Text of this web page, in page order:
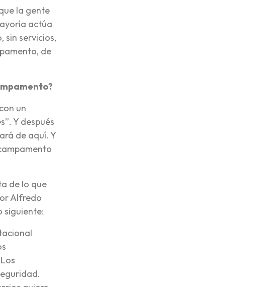
la gente
actúa
sin servicios,
de
un
Y después
de aquí. Y
de lo que
Alfredo
siguiente: